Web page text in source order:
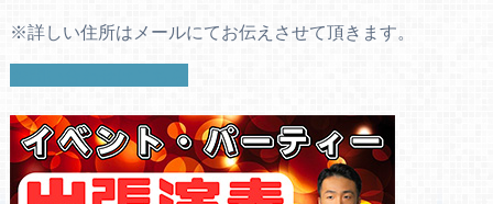
※詳しい住所はメールにてお伝えさせて頂きます。